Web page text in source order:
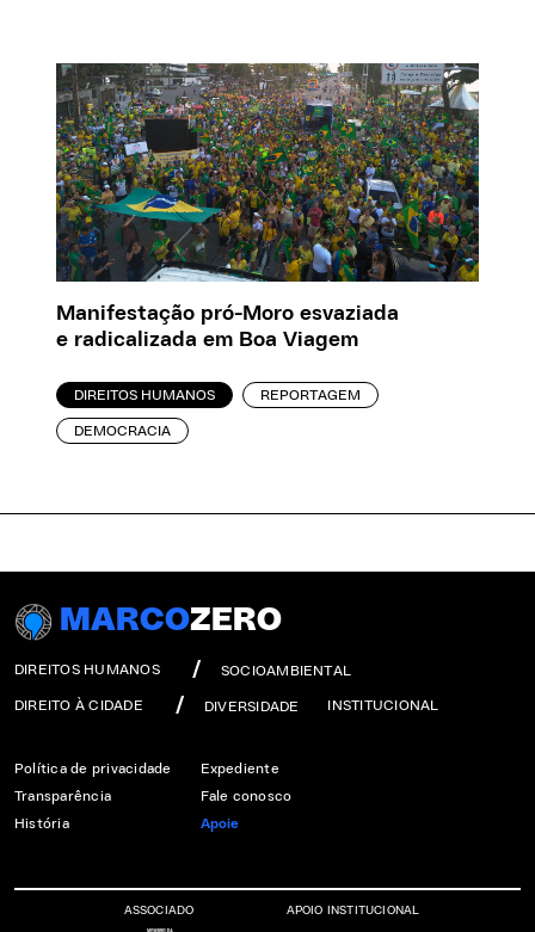
Manifestação pró-Moro esvaziada
e radicalizada em Boa Viagem
DIREITOS HUMANOS REPORTAGEM
DEMOCRACIA
MARCOZERO
DIREITOS HUMANOS SOCIOAMBIENTAL
DIREITO À CIDADE DIVERSIDADE INSTITUCIONAL
Política de privacidade
Transparência
História
Expediente
Fale conosco
Apoie
ASSOCIADO APOIO INSTITUCIONAL